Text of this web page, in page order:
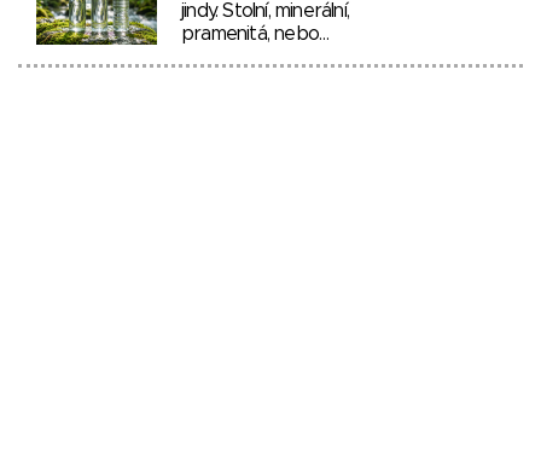
jindy. Stolní, minerální,
pramenitá, nebo…